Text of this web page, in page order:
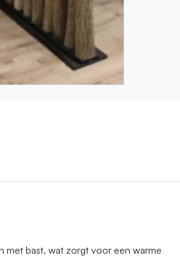
met bast, wat zorgt voor een warme